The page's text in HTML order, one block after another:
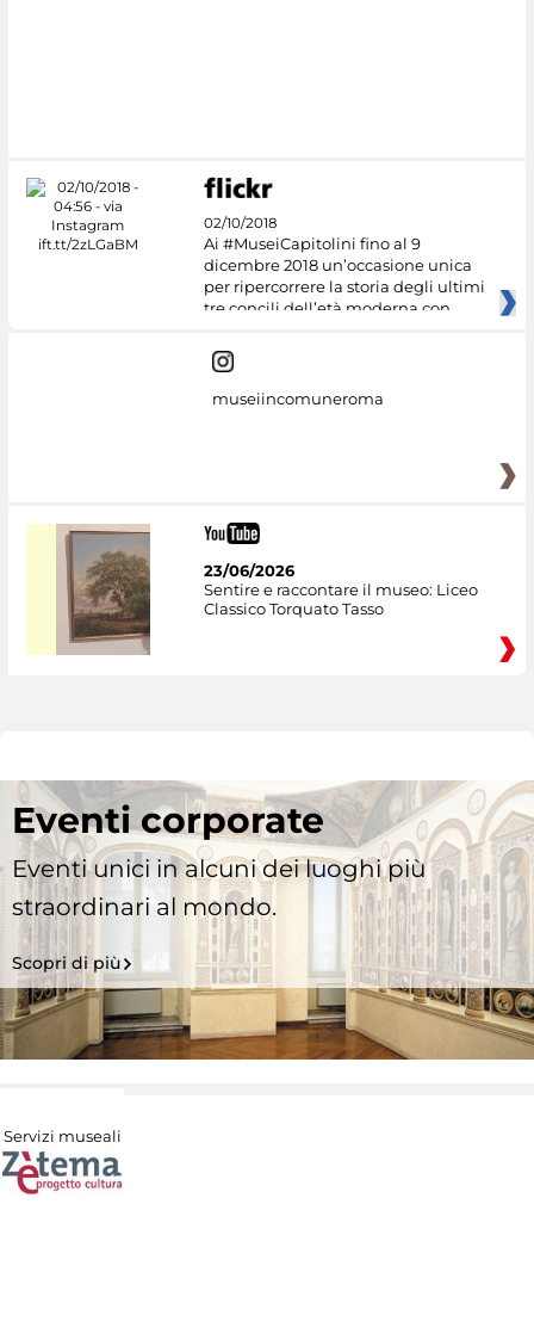
02/10/2018
Ai #MuseiCapitolini fino al 9
dicembre 2018 un’occasione unica
per ripercorrere la storia degli ultimi
tre concili dell’età moderna con
museiincomuneroma
23/06/2026
Sentire e raccontare il museo: Liceo
Classico Torquato Tasso
Eventi corporate
Eventi unici in alcuni dei luoghi più
straordinari al mondo.
Scopri di più
Servizi museali